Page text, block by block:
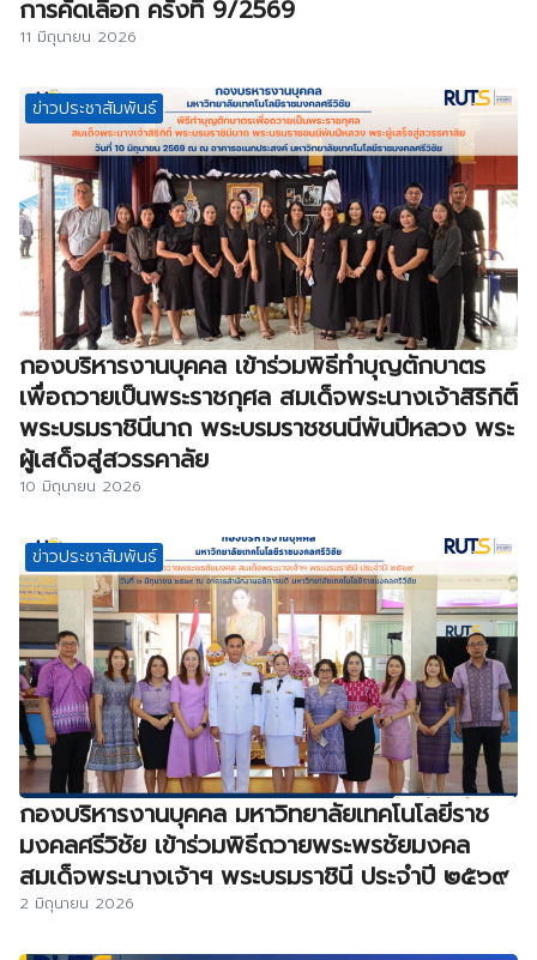
การคัดเลือก ครั้งที่ 9/2569
11 มิถุนายน 2026
ข่าวประชาสัมพันธ์
กองบริหารงานบุคคล เข้าร่วมพิธีทำบุญตักบาตร
เพื่อถวายเป็นพระราชกุศล สมเด็จพระนางเจ้าสิริกิติ์
พระบรมราชินีนาถ พระบรมราชชนนีพันปีหลวง พระ
ผู้เสด็จสู่สวรรคาลัย
10 มิถุนายน 2026
ข่าวประชาสัมพันธ์
กองบริหารงานบุคคล มหาวิทยาลัยเทคโนโลยีราช
มงคลศรีวิชัย เข้าร่วมพิธีถวายพระพรชัยมงคล
สมเด็จพระนางเจ้าฯ พระบรมราชินี ประจำปี ๒๕๖๙
2 มิถุนายน 2026